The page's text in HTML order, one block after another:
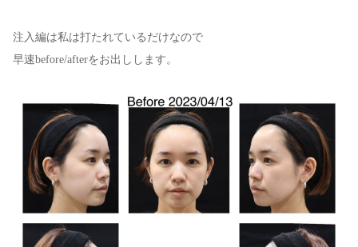
注入編は私は打たれているだけなので
早速before/afterをお出しします。